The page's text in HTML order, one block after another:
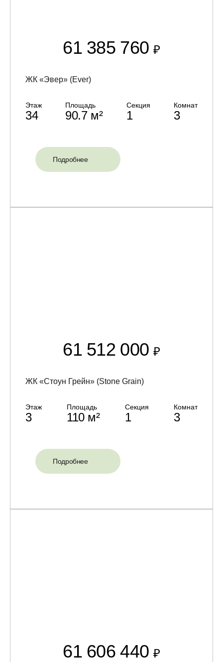
61 385 760₽
ЖК «Эвер» (Ever)
Этаж
34
Площадь
90.7 м²
Секция
1
Комнат
3
Подробнее
61 512 000₽
ЖК «Стоун Грейн» (Stone Grain)
Этаж
3
Площадь
110 м²
Секция
1
Комнат
3
Подробнее
61 606 440₽